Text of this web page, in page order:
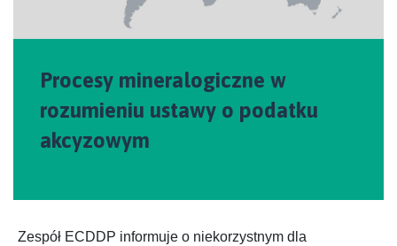
Procesy mineralogiczne w
rozumieniu ustawy o podatku
akcyzowym
Zespół ECDDP informuje o niekorzystnym dla